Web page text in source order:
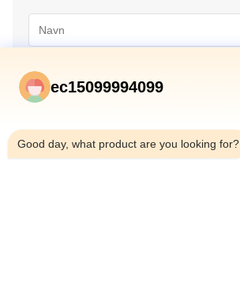
ec15099994099
Good day, what product are you looking for?